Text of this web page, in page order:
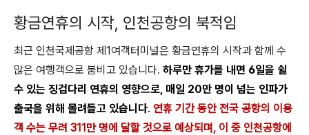
황금연휴의 시작, 인천공항의 북적임
최근 인천국제공항 제1여객터미널은 황금연휴의 시작과 함께 수
많은 여행객으로 붐비고 있습니다. 하루만 휴가를 내면 6일을 쉴
수 있는 징검다리 연휴의 영향으로, 매일 20만 명이 넘는 인파가
출국을 위해 몰려들고 있습니다. 연휴 기간 동안 전국 공항의 이용
객 수는 무려 311만 명에 달할 것으로 예상되며, 이 중 인천공항에